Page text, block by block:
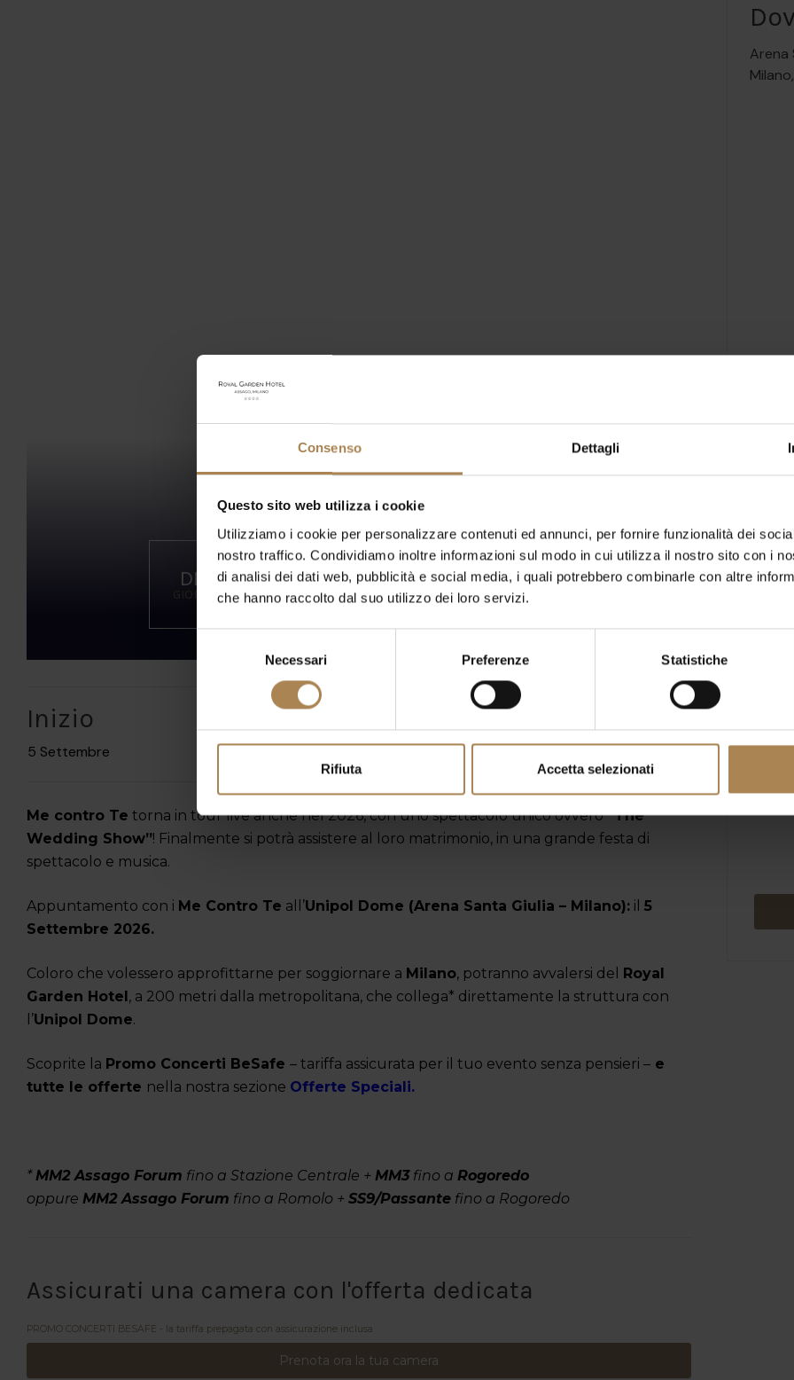
Consenso Dettagli
Questo sito web utilizza i cookie
Utilizziamo i cookie per personalizzare contenuti ed annunci, per fornire funzionalità dei
nostro traffico. Condividiamo inoltre informazioni sul modo in cui utilizza il nostro sito con i
di analisi dei dati web, pubblicità e social media, i quali potrebbero combinarle con altre
che hanno raccolto dal suo utilizzo dei loro servizi.
del
Necessari Preferenze Statistiche
Rifiuta Accetta selezionati
2424855
DD
GIORNI
HH
ORE
MM
MINUTI
SS
SECONDI
Inizio
5 Settembre 5 Settembre
Me contro Te torna in tour live anche nel 2026, con uno spettacolo unico ovvero“The
Wedding Show”! Finalmente si potrà assistere al loro matrimonio, in una grande festa di
spettacolo e musica.
Appuntamento con i Me Contro Te all’Unipol Dome (Arena Santa Giulia – Milano): il 5
Settembre 2026.
Coloro che volessero approfittarne per soggiornare a Milano, potranno avvalersi del Royal
Garden Hotel, a 200 metri dalla metropolitana, che collega* direttamente la struttura con
l’Unipol Dome.
Scoprite la Promo Concerti BeSafe – tariffa assicurata per il tuo evento senza pensieri – e
tutte le offerte nella nostra sezione Offerte Speciali.
* MM2 Assago Forum fino a Stazione Centrale + MM3fino a Rogoredo
oppure MM2 Assago Forum fino a Romolo + SS9/Passante fino a Rogoredo
Assicurati una camera con l'offerta dedicata
PROMO CONCERTI BESAFE - la tariffa prepagata con assicurazione inclusa
Prenota ora la tua camera
Arena
Milano,